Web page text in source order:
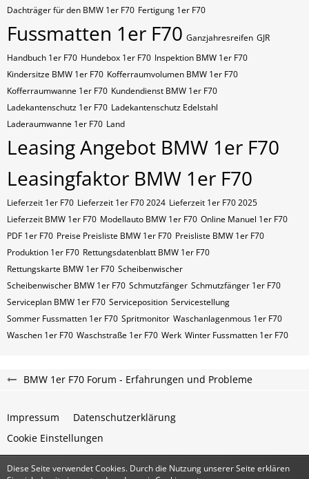
Dachträger für den BMW 1er F70 Fertigung 1er F70
Fussmatten 1er F70 Ganzjahresreifen GJR
Handbuch 1er F70 Hundebox 1er F70 Inspektion BMW 1er F70
Kindersitze BMW 1er F70 Kofferraumvolumen BMW 1er F70
Kofferraumwanne 1er F70 Kundendienst BMW 1er F70
Ladekantenschutz 1er F70 Ladekantenschutz Edelstahl
Laderaumwanne 1er F70 Land
Leasing Angebot BMW 1er F70
Leasingfaktor BMW 1er F70
Lieferzeit 1er F70 Lieferzeit 1er F70 2024 Lieferzeit 1er F70 2025
Lieferzeit BMW 1er F70 Modellauto BMW 1er F70 Online Manuel 1er F70
PDF 1er F70 Preise Preisliste BMW 1er F70 Preisliste BMW 1er F70
Produktion 1er F70 Rettungsdatenblatt BMW 1er F70
Rettungskarte BMW 1er F70 Scheibenwischer
Scheibenwischer BMW​ 1er F70 Schmutzfänger Schmutzfänger 1er F70
Serviceplan BMW 1er F70 Serviceposition Servicestellung
Sommer Fussmatten 1er F70 Spritmonitor Waschanlagenmous 1er F70
Waschen 1er F70 Waschstraße 1er F70 Werk Winter Fussmatten 1er F70
BMW 1er F70 Forum - Erfahrungen und Probleme
Impressum
Datenschutzerklärung
Cookie Einstellungen
Diese Seite verwendet Cookies. Durch die Nutzung unserer Seite erklären